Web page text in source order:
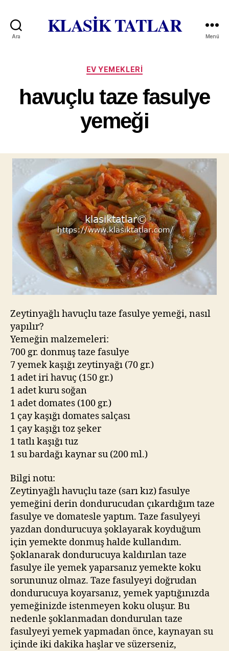
Ara KLASİK TATLAR Menü
Kategoriler
EV YEMEKLERI
havuçlu taze fasulye
yemeği
Zeytinyağlı havuçlu taze fasulye yemeği, nasıl
yapılır?
Yemeğin malzemeleri:
700 gr. donmuş taze fasulye
7 yemek kaşığı zeytinyağı (70 gr.)
1 adet iri havuç (150 gr.)
1 adet kuru soğan
1 adet domates (100 gr.)
1 çay kaşığı domates salçası
1 çay kaşığı toz şeker
1 tatlı kaşığı tuz
1 su bardağı kaynar su (200 ml.)
Bilgi notu:
Zeytinyağlı havuçlu taze (sarı kız) fasulye
yemeğini derin dondurucudan çıkardığım taze
fasulye ve domatesle yaptım. Taze fasulyeyi
yazdan dondurucuya şoklayarak koyduğum
için yemekte donmuş halde kullandım.
Şoklanarak dondurucuya kaldırılan taze
fasulye ile yemek yaparsanız yemekte koku
sorununuz olmaz. Taze fasulyeyi doğrudan
dondurucuya koyarsanız, yemek yaptığınızda
yemeğinizde istenmeyen koku oluşur. Bu
nedenle şoklanmadan dondurulan taze
fasulyeyi yemek yapmadan önce, kaynayan su
içinde iki dakika haşlar ve süzerseniz,